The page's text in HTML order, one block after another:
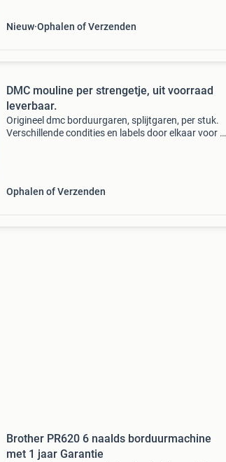
Nieuw Ophalen of Verzenden
DMC mouline per strengetje, uit voorraad
leverbaar.
Origineel dmc borduurgaren, splijtgaren, per stuk.
Verschillende condities en labels door elkaar voor €
Ophalen of Verzenden
Brother PR620 6 naalds borduurmachine
met 1 jaar Garantie